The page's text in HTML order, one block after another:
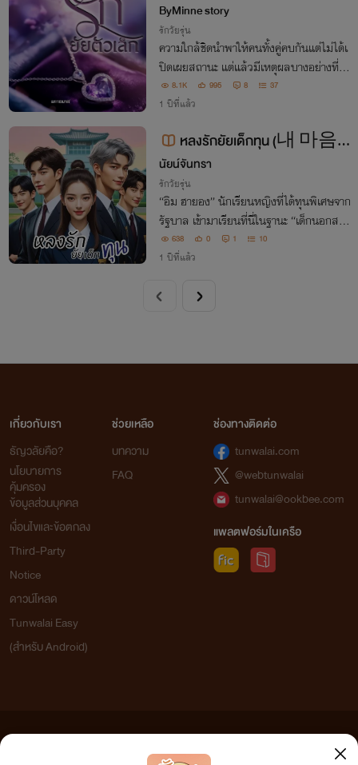
ByMinne story
รักวัยรุ่น
ความใกล้ชิดนำพาให้คนทั้งคู่คบกันแต่ไม่ได้เ
ปิดเผยสถานะ แต่แล้วมีเหตุผลบางอย่างที่
ทำให้คนหนึ่งต้องตัดความสัมพันธ์ ในขณะที่
อีกคนให้ไปหมดทั้งใจ เรื่องราวของทั้งคู่จะเป็
8.1K 995 8 37
1 ปีที่แล้ว
หลงรักยัยเด็กทุน (내 마음
은 장학생 그녀에게)
นัยน์จันทรา
รักวัยรุ่น
“อิม ฮายอง” นักเรียนหญิงที่ได้ทุนพิเศษจาก
รัฐบาล เข้ามาเรียนที่นี่ในฐานะ “เด็กนอกสาย
ตา” เพราะฐานะไม่เข้ากับโรงเรียนระดับนี้ แต่
ทำไมถึงเป็นที่สนใจของหนุ่มๆ กลุ่ม ACE ห
638 0 1 10
1 ปีที่แล้ว
เกี่ยวกับเรา
ธัญวลัยคือ?
นโยบายการ
คุ้มครอง
ข้อมูลส่วนบุคคล
เงื่อนไขและข้อตกลง
Third-Party
Notice
ดาวน์โหลด
Tunwalai Easy
(สำหรับ Android)
ช่วยเหลือ
บทความ
FAQ
ช่องทางติดต่อ
tunwalai.com
@webtunwalai
tunwalai@ookbee.com
แพลตฟอร์มในเครือ
เว็บไซต์แห่งนี้ไม่ได้เห็นด้วยและไม่ขอรับผิดชอบต่อข้อความใดๆ ทั้งสิ้น ดังนั้นผู้อ่านทุกท่านโปรดใช้